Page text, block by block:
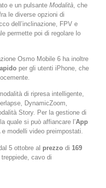
e un pulsante Modalità , che
le diverse opzioni di
dell’inclinazione, FPV e
permette poi di regolare lo
Osmo Mobile 6 ha inoltre
per gli utenti iPhone, che
di ripresa intelligente,
DynamicZoom,
Story. Per la gestione di
quale si può affiancare l’App
modelli video preimpostati.
5 ottobre al prezzo di 169
cavo di